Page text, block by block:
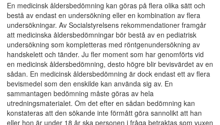
En medicinsk åldersbedömning kan göras på flera olika sätt och
bestå av endast en undersökning eller en kombination av flera
undersökningar. Av Socialstyrelsens rekommendationer framgår
att medicinska åldersbedömningar bör bestå av en pediatrisk
undersökning som kompletteras med röntgenundersökning av
handskelett och tänder. Ju fler moment som har genomförts vid
en medicinsk åldersbedömning, desto högre blir bevisvärdet av en
sådan. En medicinsk åldersbedömning är dock endast ett av flera
bevismedel som den enskilde kan använda sig av. En
sammantagen bedömning måste göras av hela
utredningsmaterialet. Om det efter en sådan bedömning kan
konstateras att den sökande inte förmått göra sannolikt att han
eller hon är under 18 år ska personen i fråga betraktas som vuxen